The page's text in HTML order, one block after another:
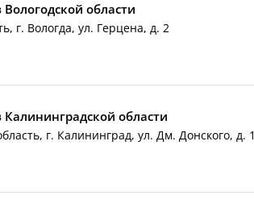
области
г. Вологда, ул. Герцена, д. 2
области
г. Калининград, ул. Дм. Донского, д. 1